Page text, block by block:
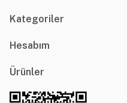
Kategoriler
Hesabım
Ürünler